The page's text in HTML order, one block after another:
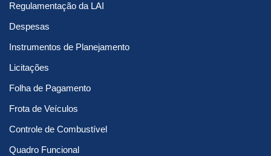
Regulamentação da LAI
Despesas
Instrumentos de Planejamento
Licitações
Folha de Pagamento
Frota de Veículos
Controle de Combustível
Quadro Funcional